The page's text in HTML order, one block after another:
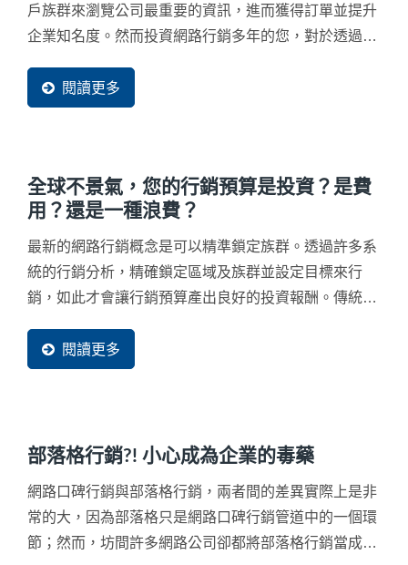
戶族群來瀏覽公司最重要的資訊，進而獲得訂單並提升
企業知名度。然而投資網路行銷多年的您，對於透過網
呢？ 閱讀更多
全球不景氣，您的行銷預算是投資？是費
用？還是一種浪費？
最新的網路行銷概念是可以精準鎖定族群。透過許多系
統的行銷分析，精確鎖定區域及族群並設定目標來行
銷，如此才會讓行銷預算產出良好的投資報酬。傳統網
閱讀更多
部落格行銷?! 小心成為企業的毒藥
網路口碑行銷與部落格行銷，兩者間的差異實際上是非
常的大，因為部落格只是網路口碑行銷管道中的一個環
節；然而，坊間許多網路公司卻都將部落格行銷當成網